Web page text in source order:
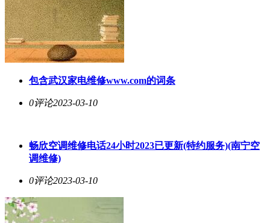
包含武汉家电维修www.com的词条
0评论2023-03-10
畅欣空调维修电话24小时2023已更新(特约服务)(南宁空
调维修)
0评论2023-03-10